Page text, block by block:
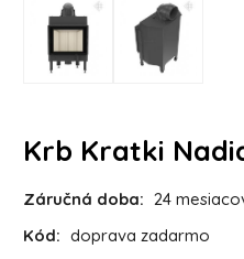
Krb Kratki
Záručná doba: 24
Kód: doprava zadarmo